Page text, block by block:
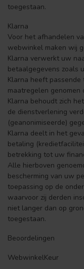
toegestaan.
Klarna
Voor het afhandelen
webwinkel maken wij
Klarna verwerkt uw
betaalgegevens zoals
Klarna heeft
maatregelen genomen
Klarna behoudt zich
de dienstverlening
(geanonimiseerde)
Klarna deelt in het
betaling
betrekking tot uw
Alle hierboven
bescherming van uw
toepassing op de
waarvoor zij derden
niet langer dan op
toegestaan.
Beoordelingen
WebwinkelKeur